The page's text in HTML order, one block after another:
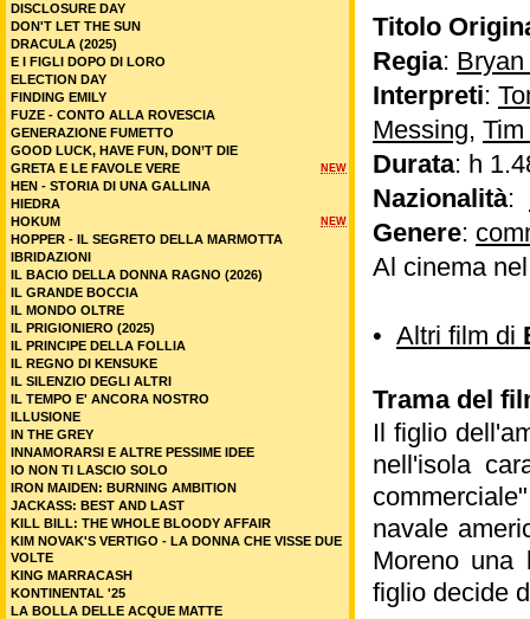
Titolo
Regia:
Interpreti:
Messing, Tim
Durata: h
Nazionalità:
Genere:
Al cinema
• Altri film di
Trama del
Il figlio
nell'isola
navale
Moreno una
figlio decide
DISCLOSURE DAY
DON'T LET THE SUN
DRACULA (2025)
E I FIGLI DOPO DI LORO
ELECTION DAY
FINDING EMILY
FUZE - CONTO ALLA ROVESCIA
GENERAZIONE FUMETTO
GOOD LUCK, HAVE FUN, DON’T DIE
NEW
GRETA E LE FAVOLE VERE
HEN - STORIA DI UNA GALLINA
HIEDRA
NEW
HOKUM
HOPPER - IL SEGRETO DELLA MARMOTTA
IBRIDAZIONI
IL BACIO DELLA DONNA RAGNO (2026)
IL GRANDE BOCCIA
IL MONDO OLTRE
IL PRIGIONIERO (2025)
IL PRINCIPE DELLA FOLLIA
IL REGNO DI KENSUKE
IL SILENZIO DEGLI ALTRI
IL TEMPO E' ANCORA NOSTRO
ILLUSIONE
IN THE GREY
INNAMORARSI E ALTRE PESSIME IDEE
IO NON TI LASCIO SOLO
IRON MAIDEN: BURNING AMBITION
JACKASS: BEST AND LAST
KILL BILL: THE WHOLE BLOODY AFFAIR
KIM NOVAK'S VERTIGO - LA DONNA CHE VISSE DUE
VOLTE
KING MARRACASH
KONTINENTAL '25
LA BOLLA DELLE ACQUE MATTE